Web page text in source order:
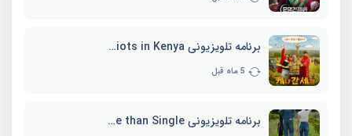
برنامه تلویزیونی Three Idiots in Kenya
5 ماه قبل
برنامه تلویزیونی Better Late than Single